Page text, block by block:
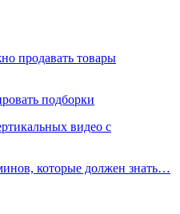
продавать товары
подборки
видео с
которые должен знать…